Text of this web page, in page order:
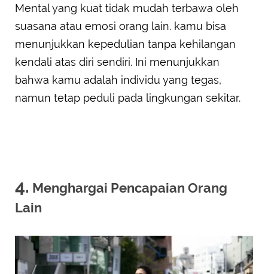
Mental yang kuat tidak mudah terbawa oleh
suasana atau emosi orang lain. kamu bisa
menunjukkan kepedulian tanpa kehilangan
kendali atas diri sendiri. Ini menunjukkan
bahwa kamu adalah individu yang tegas,
namun tetap peduli pada lingkungan sekitar.
4. Menghargai Pencapaian Orang
Lain